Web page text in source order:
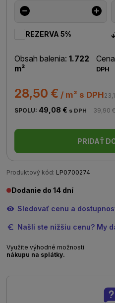
REZERVA 5%
Obsah balenia: 1.722
m²
DPH
28,50 € / m² s DPH
SPOLU: 49,08 € s DPH 39,90 €
PRIDAŤ
Produktový kód: LP0700274
Dodanie do 14 dní
Sledovať cenu a
Našli ste nižšiu cenu? My
Využite výhodné možnosti
nákupu na splátky.